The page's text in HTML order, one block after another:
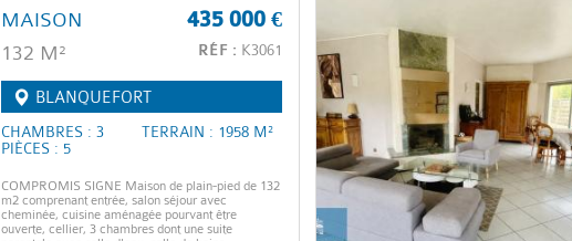
435 000 €
RÉF : K3061
MAISON
132 M²
BLANQUEFORT
CHAMBRES : 3
TERRAIN : 1958 M²
PIÈCES : 5
COMPROMIS SIGNE Maison de plain-pied de 132
m2 comprenant entrée, salon séjour avec
cheminée, cuisine aménagée pourvant être
ouverte, cellier, 3 chambres dont une suite